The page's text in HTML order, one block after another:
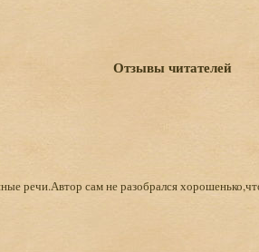
Отзывы читателей
речи.Автор сам не разобрался